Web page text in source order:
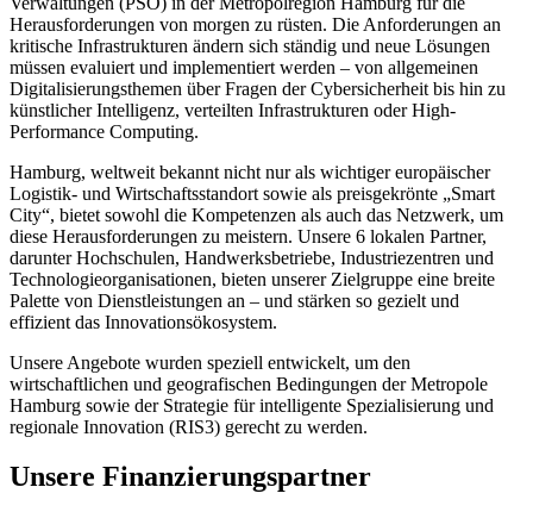
Herausforderungen von morgen zu rüsten. Die Anforderungen an
kritische Infrastrukturen ändern sich ständig und neue Lösungen
müssen evaluiert und implementiert werden – von allgemeinen
Digitalisierungsthemen über Fragen der Cybersicherheit bis hin zu
künstlicher Intelligenz, verteilten Infrastrukturen oder High-
Performance Computing.
Hamburg, weltweit bekannt nicht nur als wichtiger europäischer
Logistik- und Wirtschaftsstandort sowie als preisgekrönte „Smart
City“, bietet sowohl die Kompetenzen als auch das Netzwerk, um
diese Herausforderungen zu meistern. Unsere 6 lokalen Partner,
darunter Hochschulen, Handwerksbetriebe, Industriezentren und
Technologieorganisationen, bieten unserer Zielgruppe eine breite
Palette von Dienstleistungen an – und stärken so gezielt und
effizient das Innovationsökosystem.
Unsere Angebote wurden speziell entwickelt, um den
wirtschaftlichen und geografischen Bedingungen der Metropole
Hamburg sowie der Strategie für intelligente Spezialisierung und
regionale Innovation (RIS3) gerecht zu werden.
Unsere Finanzierungspartner